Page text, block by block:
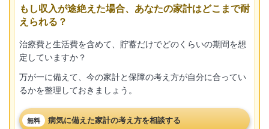
もし収入が途絶えた場合、あなたの家計はどこまで耐
えられる？
治療費と生活費を含めて、貯蓄だけでどのくらいの期間を想
定していますか？
万が一に備えて、今の家計と保障の考え方が自分に合ってい
るかを整理しておきましょう。
無料 病気に備えた家計の考え方を相談する